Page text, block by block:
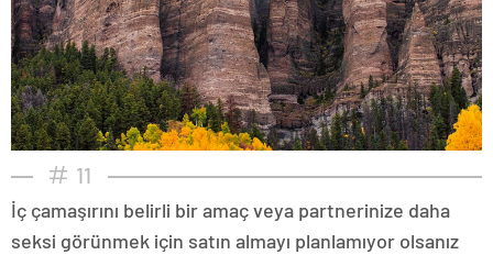
11
İç çamaşırını belirli bir amaç veya partnerinize daha
seksi görünmek için satın almayı planlamıyor olsanız